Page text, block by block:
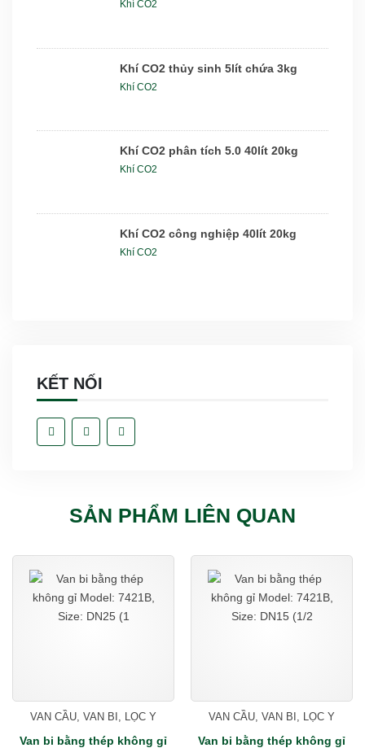
Khí CO2
Khí CO2 thủy sinh 5lít chứa 3kg
Khí CO2
Khí CO2 phân tích 5.0 40lít 20kg
Khí CO2
Khí CO2 công nghiệp 40lít 20kg
Khí CO2
KẾT NỐI
SẢN PHẨM LIÊN QUAN
VAN CẦU, VAN BI, LỌC Y
Van bi bằng thép không gỉ
VAN CẦU, VAN BI, LỌC Y
Van bi bằng thép không gỉ